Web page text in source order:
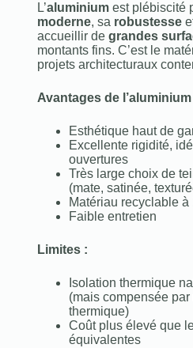
L’aluminiumest plébiscité
moderne, sa robustesse
accueillir de grandes
montants fins. C’est le
projets architecturaux
Avantages de l’aluminium
Esthétique haut de
Excellente rigidité,
ouvertures
Très large choix de
(mate, satinée,
Matériau recyclable à
Faible entretien
Limites :
Isolation thermique
(mais compensée
thermique)
Coût plus élevé que
équivalentes